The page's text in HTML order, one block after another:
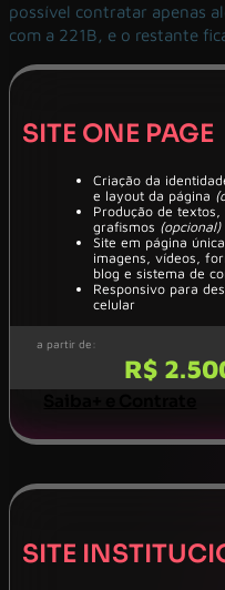
possível contratar apenas
com a 221B, e o restante
SITE ONE PAGE
Criação da
e layout da página
Produção de
grafismos (opcional)
Site em página
imagens, vídeos,
blog e sistema de
Responsivo para
celular
a partir de:
R$
SITE